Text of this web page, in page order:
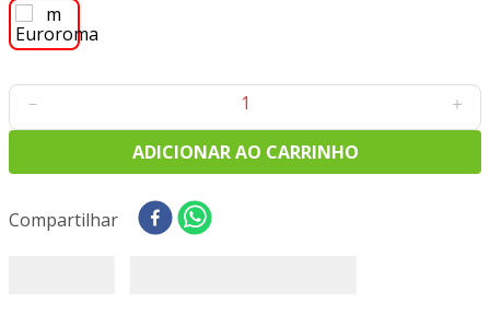
＋
－
ADICIONAR AO CARRINHO
Compartilhar
8
tricoline digital
9º
tecido oxford
10º toalha mesa